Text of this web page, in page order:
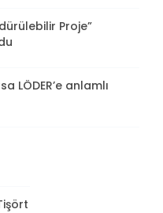
Proje”
LÖDER’e anlamlı